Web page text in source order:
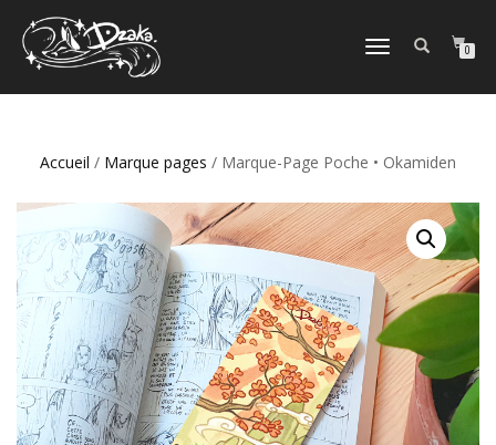
DÉPLIER/REPLIER
0
Accueil / Marque pages / Marque-Page Poche • Okamiden